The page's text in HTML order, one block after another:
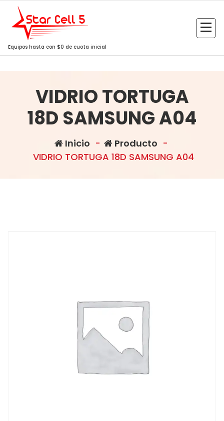
Saltar
contenido
Equipos hasta con $0 de cuota inicial
VIDRIO TORTUGA
18D SAMSUNG A04
Inicio - Producto -
VIDRIO TORTUGA 18D SAMSUNG A04